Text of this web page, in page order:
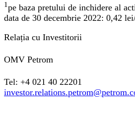
1pe baza pretului de inchidere al
data de 30 decembrie 2022: 0,42
Relația cu Investitorii
OMV Petrom
Tel: +4 021 40 22201